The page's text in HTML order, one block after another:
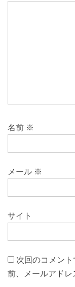
名前 ※
メール ※
サイト
次回のコメン
前、メールアドレ